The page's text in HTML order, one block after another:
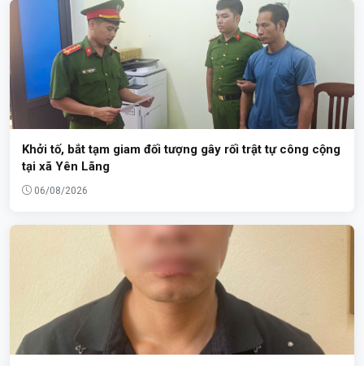
Khởi tố, bắt tạm giam đối tượng gây rối trật tự công cộng
tại xã Yên Lãng
06/08/2026